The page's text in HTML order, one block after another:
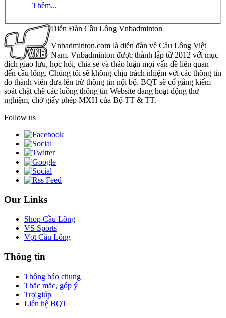
Thêm...
Diễn Đàn Cầu Lông Vnbadminton
Vnbadminton.com là diễn đàn về Cầu Lông Việt
Nam. Vnbadminton được thành lập từ 2012 với mục
đích giao lưu, học hỏi, chia sẻ và thảo luận mọi vấn đề liên quan
đến cầu lông. Chúng tôi sẽ không chịu trách nhiệm với các thông tin
do thành viên đưa lên trừ thông tin nội bộ. BQT sẽ cố gắng kiểm
soát chặt chẽ các luồng thông tin Website đang hoạt động thử
nghiệm, chờ giấy phép MXH của Bộ TT & TT.
Follow us
Our Links
Shop Cầu Lông
VS Sports
Vợt Cầu Lông
Thông tin
Thông báo chung
Thắc mắc, góp ý
Trợ giúp
Liên hệ BQT